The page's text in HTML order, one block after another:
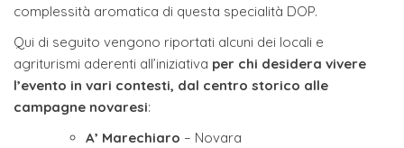
complessità aromatica di questa specialità DOP.
Qui di seguito vengono riportati alcuni dei locali e
agriturismi aderenti all’iniziativa per chi desidera vivere
l’evento in vari contesti, dal centro storico alle
campagne novaresi:
A’ Marechiaro – Novara